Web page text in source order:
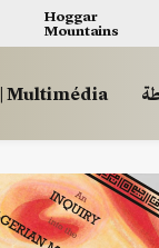
Hoggar
Mountains
وسائط | Multimédia